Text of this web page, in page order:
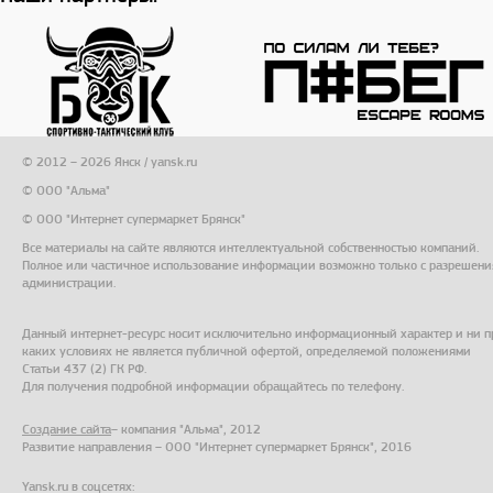
© 2012 – 2026 Янск / yansk.ru
© ООО "Альма"
© ООО "Интернет супермаркет Брянск"
Все материалы на сайте являются интеллектуальной собственностью компаний.
Полное или частичное использование информации возможно только с
администрации.
Данный интернет-ресурс носит исключительно информационный характер и ни
каких условиях не является публичной офертой, определяемой положениями
Статьи 437 (2) ГК РФ.
Для получения подробной информации обращайтесь по телефону.
Создание сайта– компания "Альма", 2012
Развитие направления – ООО "Интернет супермаркет Брянск", 2016
Yansk.ru в соцсетях: